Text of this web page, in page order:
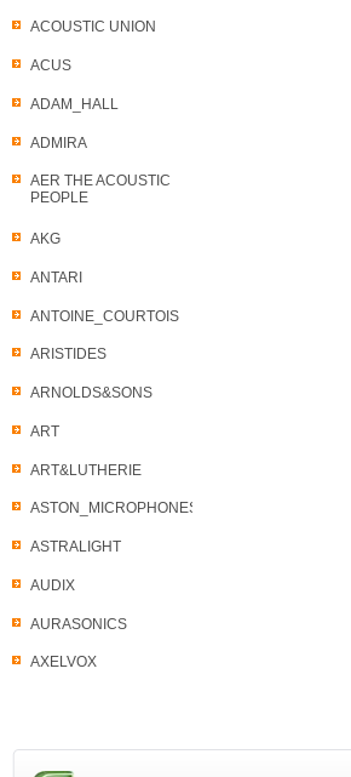
ACOUSTIC UNION
ACUS
ADAM_HALL
ADMIRA
AER THE ACOUSTIC
PEOPLE
AKG
ANTARI
ANTOINE_COURTOIS
ARISTIDES
ARNOLDS&SONS
ART
ART&LUTHERIE
ASTON_MICROPHONES
ASTRALIGHT
AUDIX
AURASONICS
AXELVOX